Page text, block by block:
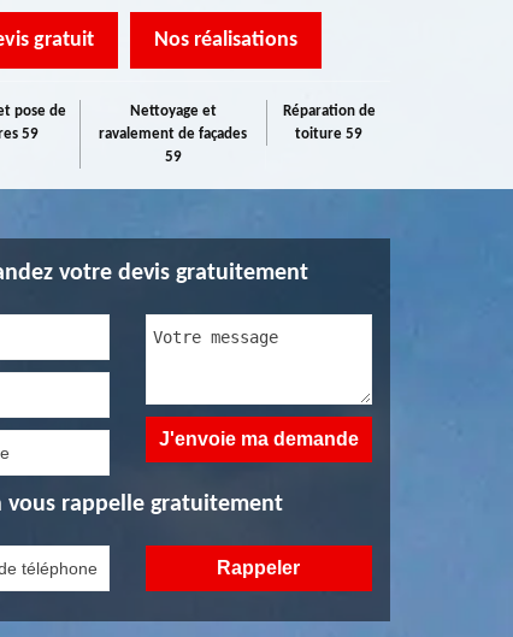
gratuit Nos réalisations
pose de
59
Nettoyage et
ravalement de façades
59
Réparation de
toiture 59
votre devis gratuitement
vous rappelle gratuitement